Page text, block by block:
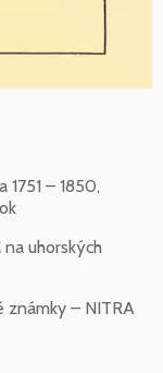
1751 – 1850,
uhorských
známky – NITRA